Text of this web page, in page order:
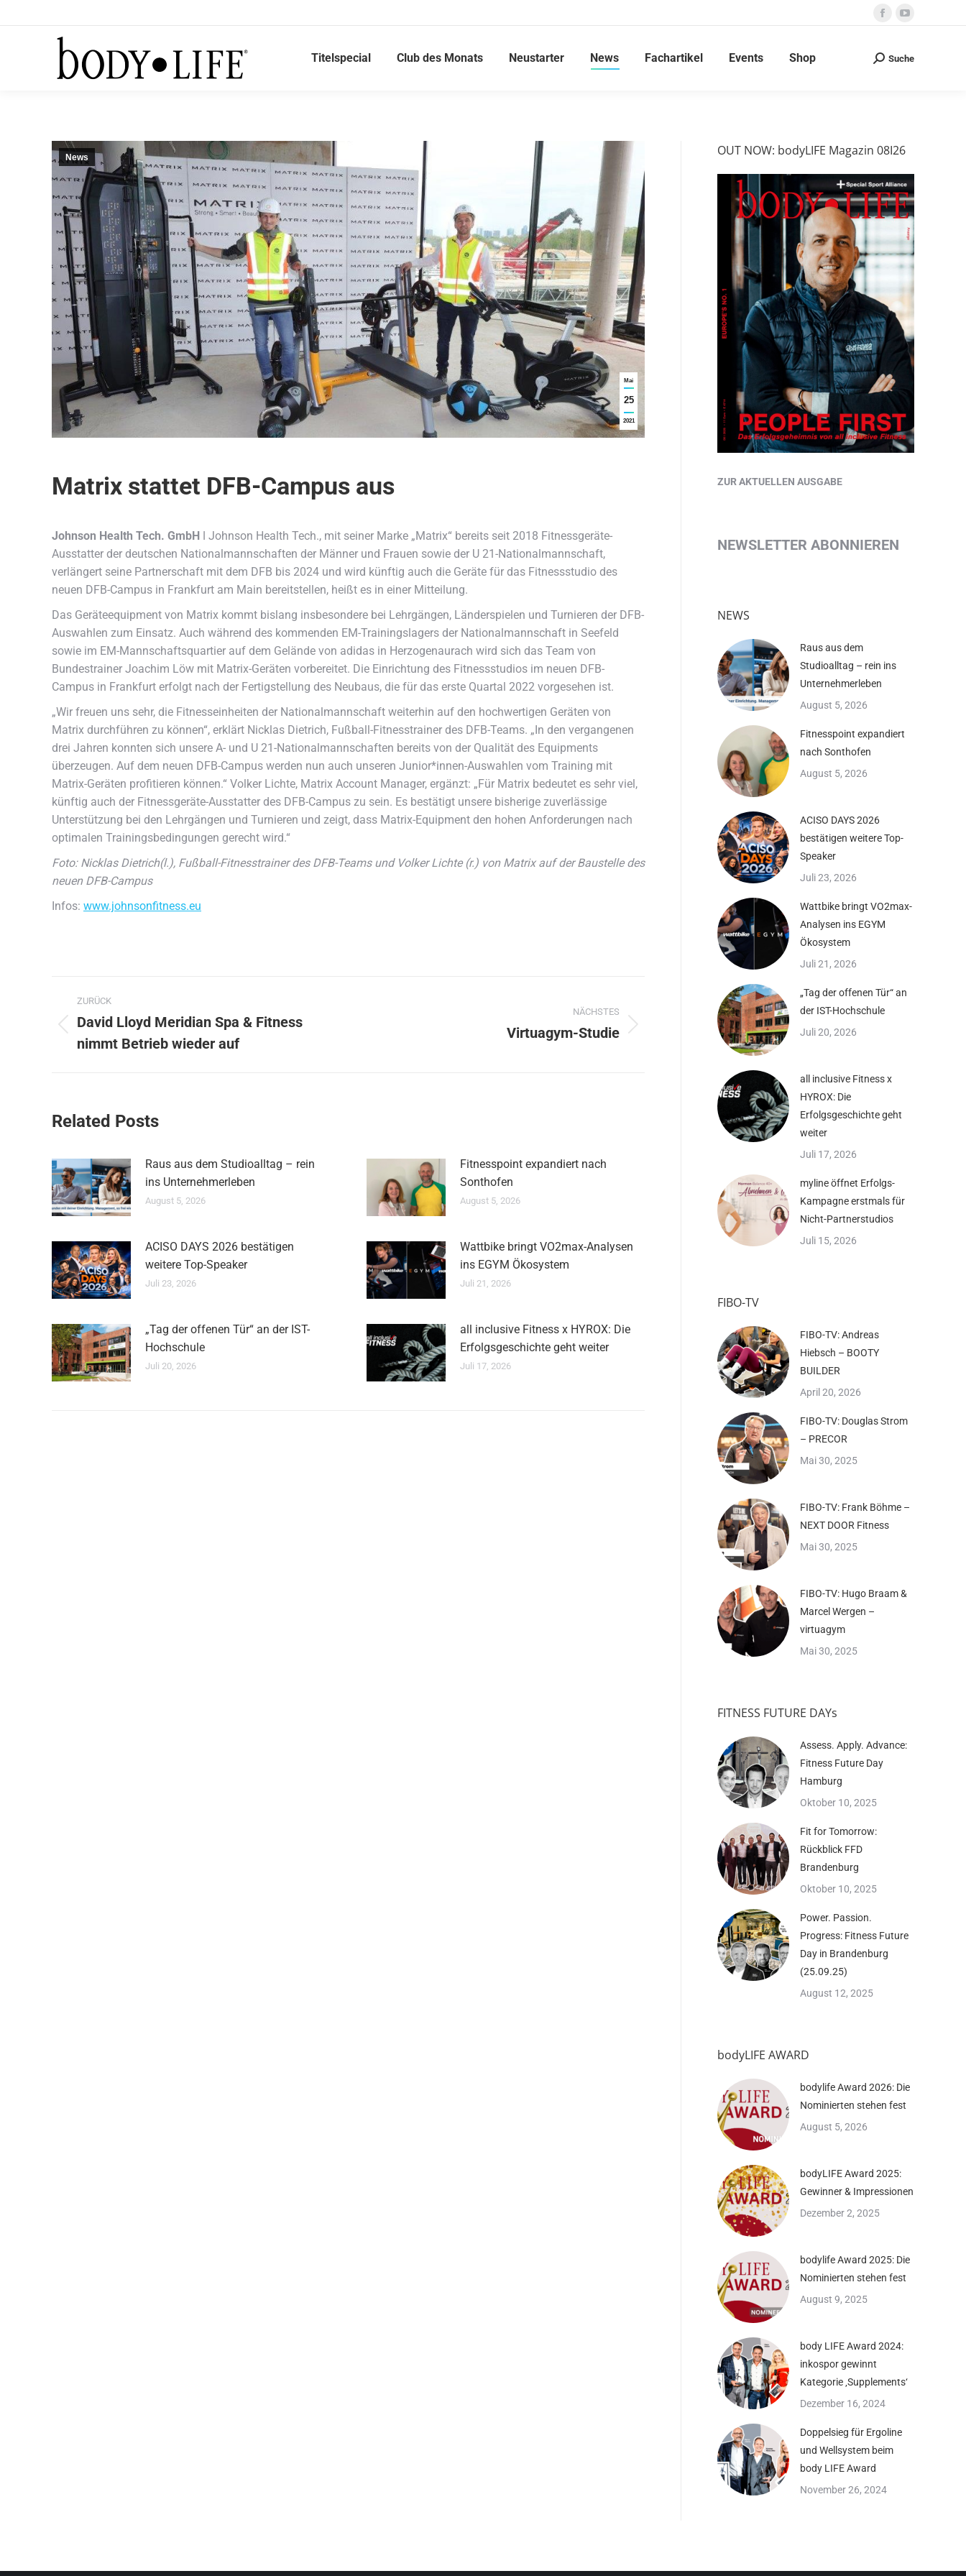
Facebook
opens
YouTube
opens
Titelspecial Club des Monats Neustarter News Fachartikel Events Shop Search:
Suche
Mai
25
2021
News
Matrix stattet DFB-Campus aus
Johnson Health Tech. GmbH ǀ Johnson Health Tech., mit seiner Marke „Matrix“ bereits seit 2018 Fitnessgeräte-
Ausstatter der deutschen Nationalmannschaften der Männer und Frauen sowie der U 21-Nationalmannschaft,
verlängert seine Partnerschaft mit dem DFB bis 2024 und wird künftig auch die Geräte für das Fitnessstudio des
neuen DFB-Campus in Frankfurt am Main bereitstellen, heißt es in einer Mitteilung.
Das Geräteequipment von Matrix kommt bislang insbesondere bei Lehrgängen, Länderspielen und Turnieren der DFB-
Auswahlen zum Einsatz. Auch während des kommenden EM-Trainingslagers der Nationalmannschaft in Seefeld
sowie im EM-Mannschaftsquartier auf dem Gelände von adidas in Herzogenaurach wird sich das Team von
Bundestrainer Joachim Löw mit Matrix-Geräten vorbereitet. Die Einrichtung des Fitnessstudios im neuen DFB-
Campus in Frankfurt erfolgt nach der Fertigstellung des Neubaus, die für das erste Quartal 2022 vorgesehen ist.
„Wir freuen uns sehr, die Fitnesseinheiten der Nationalmannschaft weiterhin auf den hochwertigen Geräten von
Matrix durchführen zu können“, erklärt Nicklas Dietrich, Fußball-Fitnesstrainer des DFB-Teams. „In den vergangenen
drei Jahren konnten sich unsere A- und U 21-Nationalmannschaften bereits von der Qualität des Equipments
überzeugen. Auf dem neuen DFB-Campus werden nun auch unseren Junior*innen-Auswahlen vom Training mit
Matrix-Geräten profitieren können.“ Volker Lichte, Matrix Account Manager, ergänzt: „Für Matrix bedeutet es sehr viel,
künftig auch der Fitnessgeräte-Ausstatter des DFB-Campus zu sein. Es bestätigt unsere bisherige zuverlässige
Unterstützung bei den Lehrgängen und Turnieren und zeigt, dass Matrix-Equipment den hohen Anforderungen nach
optimalen Trainingsbedingungen gerecht wird.“
Foto: Nicklas Dietrich(l.), Fußball-Fitnesstrainer des DFB-Teams und Volker Lichte (r.) von Matrix auf der Baustelle des
neuen DFB-Campus
Infos: www.johnsonfitness.eu
Kommentarnavigation
ZURÜCK
Beitrag:
David Lloyd Meridian Spa & Fitness
nimmt Betrieb wieder auf
NÄCHSTES
Virtuagym-Studie
Related Posts
Raus aus dem Studioalltag – rein
ins Unternehmerleben
August 5, 2026
Fitnesspoint expandiert nach
Sonthofen
August 5, 2026
ACISO DAYS 2026 bestätigen
weitere Top-Speaker
Juli 23, 2026
Wattbike bringt VO2max-Analysen
ins EGYM Ökosystem
Juli 21, 2026
„Tag der offenen Tür“ an der IST-
Hochschule
Juli 20, 2026
all inclusive Fitness x HYROX: Die
Erfolgsgeschichte geht weiter
Juli 17, 2026
OUT NOW: bodyLIFE Magazin 08I26
ZUR AKTUELLEN AUSGABE
NEWSLETTER ABONNIEREN
NEWS
Raus aus dem
Studioalltag – rein ins
Unternehmerleben
August 5, 2026
Fitnesspoint expandiert
nach Sonthofen
August 5, 2026
ACISO DAYS 2026
bestätigen weitere Top-
Speaker
Juli 23, 2026
Wattbike bringt VO2max-
Analysen ins EGYM
Ökosystem
Juli 21, 2026
„Tag der offenen Tür“ an
der IST-Hochschule
Juli 20, 2026
all inclusive Fitness x
HYROX: Die
Erfolgsgeschichte geht
weiter
Juli 17, 2026
myline öffnet Erfolgs-
Kampagne erstmals für
Nicht-Partnerstudios
Juli 15, 2026
FIBO-TV
FIBO-TV: Andreas
Hiebsch – BOOTY
BUILDER
April 20, 2026
FIBO-TV: Douglas Strom
– PRECOR
Mai 30, 2025
FIBO-TV: Frank Böhme –
NEXT DOOR Fitness
Mai 30, 2025
FIBO-TV: Hugo Braam &
Marcel Wergen –
virtuagym
Mai 30, 2025
FITNESS FUTURE DAYs
Assess. Apply. Advance:
Fitness Future Day
Hamburg
Oktober 10, 2025
Fit for Tomorrow:
Rückblick FFD
Brandenburg
Oktober 10, 2025
Power. Passion.
Progress: Fitness Future
Day in Brandenburg
(25.09.25)
August 12, 2025
bodyLIFE AWARD
bodylife Award 2026: Die
Nominierten stehen fest
August 5, 2026
bodyLIFE Award 2025:
Gewinner & Impressionen
Dezember 2, 2025
bodylife Award 2025: Die
Nominierten stehen fest
August 9, 2025
body LIFE Award 2024:
inkospor gewinnt
Kategorie ‚Supplements‘
Dezember 16, 2024
Doppelsieg für Ergoline
und Wellsystem beim
body LIFE Award
November 26, 2024